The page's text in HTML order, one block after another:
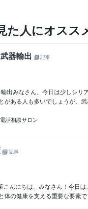
た人にオスス
器輸出
記事
出みなさん、今日は少しシ
がある人も多いでしょうが、
電話相談サロン
記事
こんにちは、みなさん！今日
体の健康を支える重要な要素